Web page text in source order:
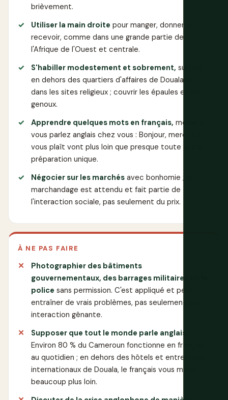
brièvement.
Utiliser la main droite pour manger, donner et
recevoir, comme dans une grande partie de
l'Afrique de l'Ouest et centrale.
S'habiller modestement et sobrement, surtout
en dehors des quartiers d'affaires de Douala et
dans les sites religieux ; couvrir les épaules et les
genoux.
Apprendre quelques mots en français, même si
vous parlez anglais chez vous : Bonjour, merci, s'il
vous plaît vont plus loin que presque toute autre
préparation unique.
Négocier sur les marchés avec bonhomie ; le
marchandage est attendu et fait partie de
l'interaction sociale, pas seulement du prix.
À NE PAS FAIRE
Photographier des bâtiments
gouvernementaux, des barrages militaires ou la
police sans permission. C'est appliqué et peut
entraîner de vrais problèmes, pas seulement une
interaction gênante.
Supposer que tout le monde parle anglais.
Environ 80 % du Cameroun fonctionne en français
au quotidien ; en dehors des hôtels et entreprises
internationaux de Douala, le français vous mène
beaucoup plus loin.